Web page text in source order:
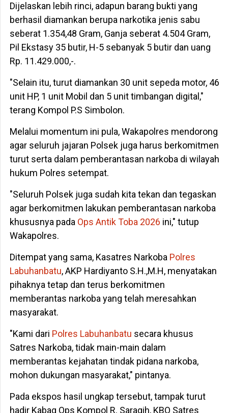
Dijelaskan lebih rinci, adapun barang bukti yang
berhasil diamankan berupa narkotika jenis sabu
seberat 1.354,48 Gram, Ganja seberat 4.504 Gram,
Pil Ekstasy 35 butir, H-5 sebanyak 5 butir dan uang
Rp. 11.429.000,-.
"Selain itu, turut diamankan 30 unit sepeda motor, 46
unit HP, 1 unit Mobil dan 5 unit timbangan digital,"
terang Kompol P.S Simbolon.
Melalui momentum ini pula, Wakapolres mendorong
agar seluruh jajaran Polsek juga harus berkomitmen
turut serta dalam pemberantasan narkoba di wilayah
hukum Polres setempat.
"Seluruh Polsek juga sudah kita tekan dan tegaskan
agar berkomitmen lakukan pemberantasan narkoba
khususnya pada Ops Antik Toba 2026 ini," tutup
Wakapolres.
Ditempat yang sama, Kasatres Narkoba Polres
Labuhanbatu, AKP Hardiyanto S.H.,M.H, menyatakan
pihaknya tetap dan terus berkomitmen
memberantas narkoba yang telah meresahkan
masyarakat.
"Kami dari Polres Labuhanbatu secara khusus
Satres Narkoba, tidak main-main dalam
memberantas kejahatan tindak pidana narkoba,
mohon dukungan masyarakat," pintanya.
Pada ekspos hasil ungkap tersebut, tampak turut
hadir Kabag Ops Kompol R. Saragih, KBO Satres